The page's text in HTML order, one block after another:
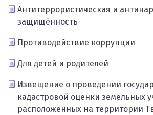
Антитеррористическая и
защищённость
Противодействие коррупции
Для детей и родителей
Извещение о проведении
кадастровой оценки земельных
расположенных на территории